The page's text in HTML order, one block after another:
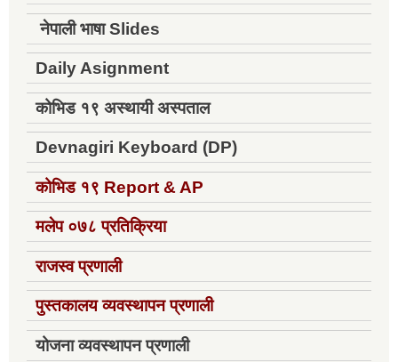
नेपाली भाषा Slides
Daily Asignment
कोभिड १९ अस्थायी अस्पताल
Devnagiri Keyboard (DP)
कोभिड १९ Report & AP
मलेप ०७८ प्रतिक्रिया
राजस्व प्रणाली
पुस्तकालय व्यवस्थापन प्रणाली
योजना व्यवस्थापन प्रणाली